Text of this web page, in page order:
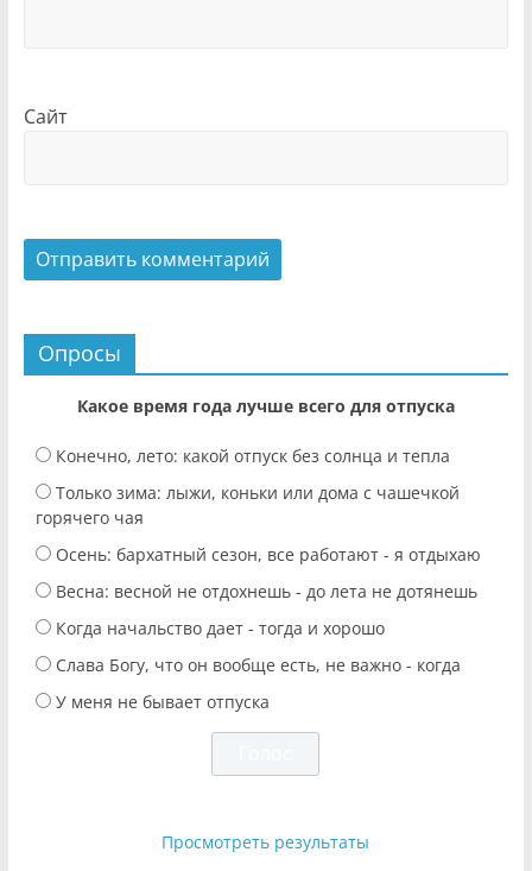
Сайт
Опросы
Какое время года лучше всего для отпуска
Конечно, лето: какой отпуск без солнца и тепла
Только зима: лыжи, коньки или дома с чашечкой
горячего чая
Осень: бархатный сезон, все работают - я отдыхаю
Весна: весной не отдохнешь - до лета не дотянешь
Когда начальство дает - тогда и хорошо
Слава Богу, что он вообще есть, не важно - когда
У меня не бывает отпуска
Просмотреть результаты